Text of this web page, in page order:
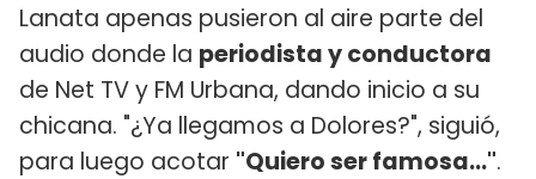
Lanata apenas pusieron al aire parte del
audio donde la periodista y conductora
de Net TV y FM Urbana, dando inicio a su
chicana. "¿Ya llegamos a Dolores?", siguió,
para luego acotar "Quiero ser famosa...".